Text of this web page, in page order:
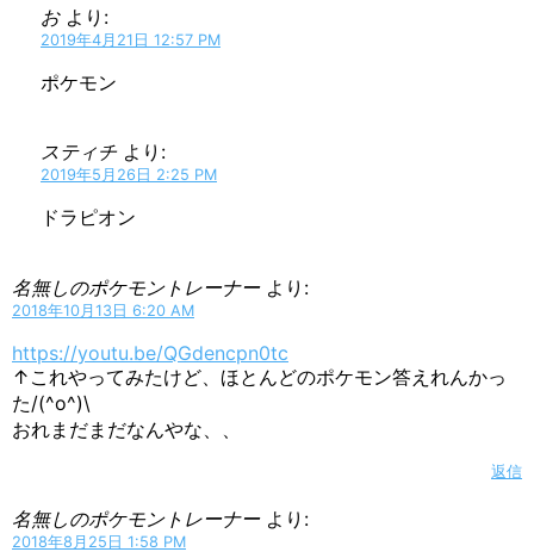
お より:
2019年4月21日 12:57 PM
ポケモン
スティチ より:
2019年5月26日 2:25 PM
ドラピオン
名無しのポケモントレーナー より:
2018年10月13日 6:20 AM
https://youtu.be/QGdencpn0tc
↑これやってみたけど、ほとんどのポケモン答えれんかっ
た/(^o^)\
おれまだまだなんやな、、
返信
名無しのポケモントレーナー より:
2018年8月25日 1:58 PM